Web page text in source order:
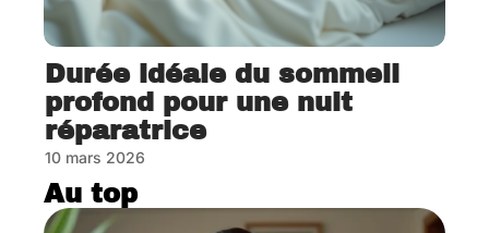
Durée idéale du sommeil
profond pour une nuit
réparatrice
10 mars 2026
Au top